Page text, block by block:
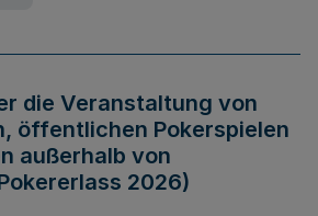
die Veranstaltung von
öffentlichen Pokerspielen
außerhalb von
2026)